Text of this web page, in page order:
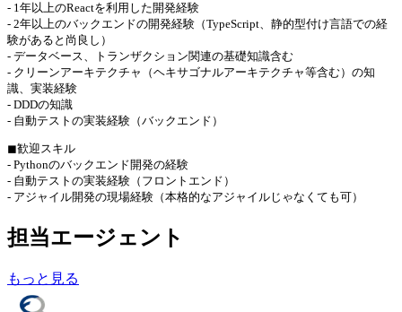
- 1年以上のReactを利用した開発経験
- 2年以上のバックエンドの開発経験（TypeScript、静的型付け言語での経
験があると尚良し）
- データベース、トランザクション関連の基礎知識含む
- クリーンアーキテクチャ（ヘキサゴナルアーキテクチャ等含む）の知
識、実装経験
- DDDの知識
- 自動テストの実装経験（バックエンド）
◼︎歓迎スキル
- Pythonのバックエンド開発の経験
- 自動テストの実装経験（フロントエンド）
- アジャイル開発の現場経験（本格的なアジャイルじゃなくても可）
担当エージェント
もっと見る